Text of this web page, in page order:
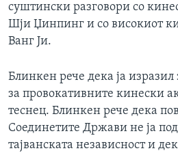
суштински разговори со
Шји Џинпинг и со високиот
Ванг Ји.
Блинкен рече дека ја
за провокативните кинески
теснец. Блинкен рече дека
Соединетите Држави не ја
тајванската независност и